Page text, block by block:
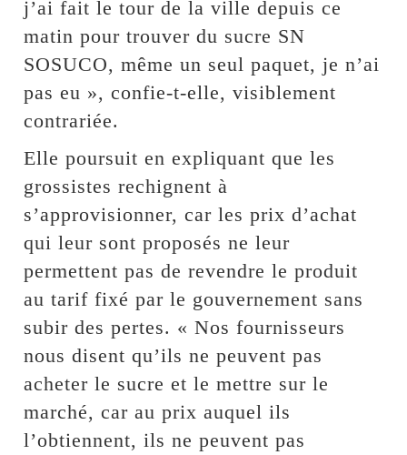
j’ai fait le tour de la ville depuis ce
matin pour trouver du sucre SN
SOSUCO, même un seul paquet, je n’ai
pas eu », confie-t-elle, visiblement
contrariée.
Elle poursuit en expliquant que les
grossistes rechignent à
s’approvisionner, car les prix d’achat
qui leur sont proposés ne leur
permettent pas de revendre le produit
au tarif fixé par le gouvernement sans
subir des pertes. « Nos fournisseurs
nous disent qu’ils ne peuvent pas
acheter le sucre et le mettre sur le
marché, car au prix auquel ils
l’obtiennent, ils ne peuvent pas